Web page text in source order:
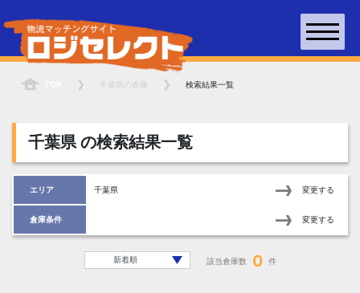
千葉県 の倉庫 検索結果一覧
千葉県の検索結果一覧
エリア 千葉県 変更する
倉庫条件 変更する
該当倉庫数 0 件